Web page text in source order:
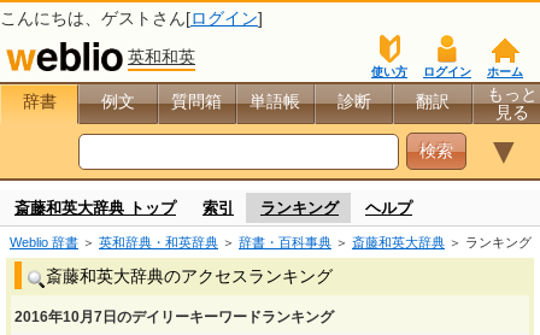
こんにちは、 ゲスト さん[ログイン]
英和和英
ホーム
ログイン
使い方
辞書 例文 質問箱 単語帳 診断 翻訳
もっと
見る
▼
斎藤和英大辞典 トップ 索引 ランキング ヘルプ
Weblio 辞書 ＞ 英和辞典・和英辞典 ＞ 辞書・百科事典 ＞ 斎藤和英大辞典 ＞ ランキング
斎藤和英大辞典のアクセスランキング
2016年10月7日のデイリーキーワードランキング